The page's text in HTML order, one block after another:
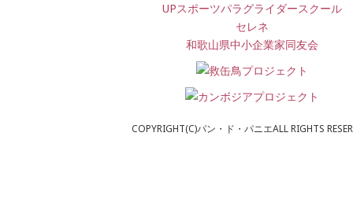
UPスポーツパラグライダースクール
セレネ
和歌山県中小企業家同友会
COPYRIGHT(C)パン・ド・パニエALL RIGHTS